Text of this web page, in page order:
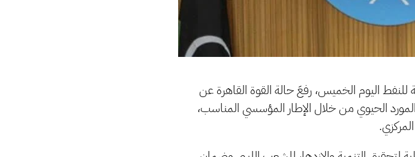
اليوم الخميس، رفعَ حالة القوة القاهرة عن
الحيوي من خلال الإطار المؤسسي المناسب،